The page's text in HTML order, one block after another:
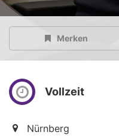
Merken
Vollzeit
Nürnberg